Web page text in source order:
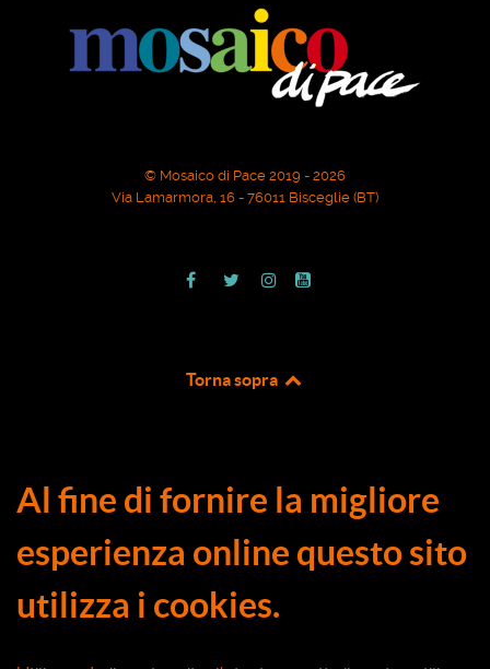
© Mosaico di Pace 2019 - 2026
Via Lamarmora, 16 - 76011 Bisceglie (BT)
Torna sopra
Al fine di fornire la migliore
esperienza online questo sito
utilizza i cookies.